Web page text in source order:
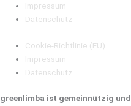
Impressum
Datenschutz
Cookie-Richtlinie (EU)
Impressum
Datenschutz
greenlimba ist gemeinnützig und